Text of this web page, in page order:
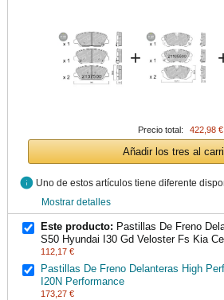
+
Precio total:
422,98 €
Añadir los tres al
info Uno de estos artículos tiene diferente
Mostrar detalles
Este producto: Pastillas De Freno
S50 Hyundai I30 Gd Veloster Fs Kia
112,17 €
Pastillas De Freno Delanteras High
I20N Performance
173,27 €